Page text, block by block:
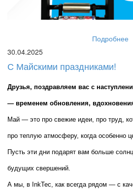
Подробнее
30.04.2025
С Майскими праздниками!
Друзья, поздравляем вас с
— временем обновления,
Май — это про свежие идеи, про труд,
про теплую атмосферу, когда особенно
Пусть эти дни подарят вам больше
будущих свершений.
А мы, в InkTec, как всегда рядом — с